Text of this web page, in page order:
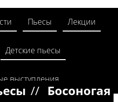
Пьесы Лекции
Детские пьесы
выступления
// Босоногая